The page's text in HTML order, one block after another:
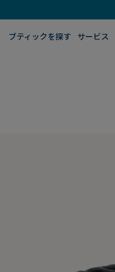
ブティックを探す​ サービス